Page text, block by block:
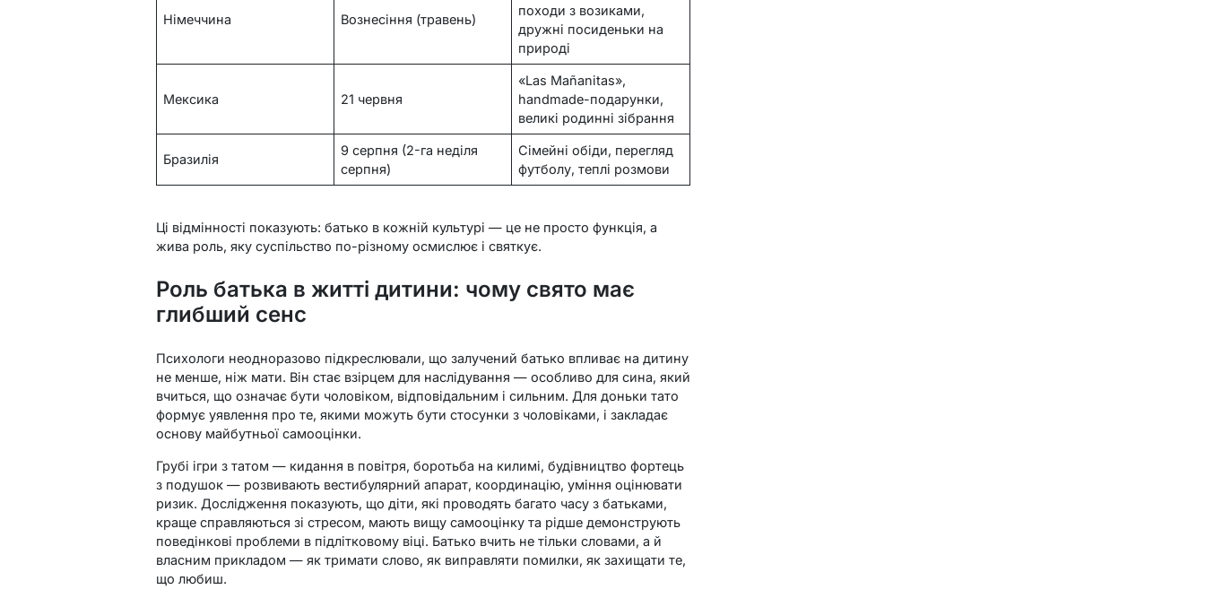
Німеччина Вознесіння (травень)
походи з возиками,
дружні посиденьки на
природі
Мексика 21 червня
«Las Mañanitas»,
handmade-подарунки,
великі родинні зібрання
Бразилія
9 серпня (2-га неділя
серпня)
Сімейні обіди, перегляд
футболу, теплі розмови
Ці відмінності показують: батько в кожній культурі — це не просто функція, а
жива роль, яку суспільство по-різному осмислює і святкує.
Роль батька в житті дитини: чому свято має
глибший сенс
Психологи неодноразово підкреслювали, що залучений батько впливає на дитину
не менше, ніж мати. Він стає взірцем для наслідування — особливо для сина, який
вчиться, що означає бути чоловіком, відповідальним і сильним. Для доньки тато
формує уявлення про те, якими можуть бути стосунки з чоловіками, і закладає
основу майбутньої самооцінки.
Грубі ігри з татом — кидання в повітря, боротьба на килимі, будівництво фортець
з подушок — розвивають вестибулярний апарат, координацію, уміння оцінювати
ризик. Дослідження показують, що діти, які проводять багато часу з батьками,
краще справляються зі стресом, мають вищу самооцінку та рідше демонструють
поведінкові проблеми в підлітковому віці. Батько вчить не тільки словами, а й
власним прикладом — як тримати слово, як виправляти помилки, як захищати те,
що любиш.